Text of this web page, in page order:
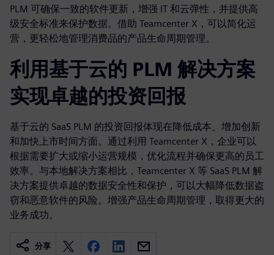
PLM 可确保一致的软件更新，增强 IT 和云弹性，并提供高
级安全标准来保护数据。借助 Teamcenter X，可以简化运
营，更轻松地管理消费品的产品生命周期管理。
利用基于云的 PLM 解决方案
实现卓越的投资回报
基于云的 SaaS PLM 的投资回报体现在降低成本、增加创新
和加快上市时间方面。通过利用 Teamcenter X，企业可以
根据需要扩大或缩小运营规模，优化流程并确保更高的员工
效率。与本地解决方案相比，Teamcenter X 等 SaaS PLM 解
决方案提供卓越的数据安全性和保护，可以大幅降低数据盗
窃和恶意软件的风险。增强产品生命周期管理，取得更大的
业务成功。
分享